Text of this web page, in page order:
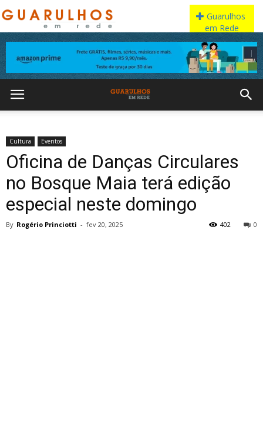
Cultura Eventos
Oficina de Danças Circulares
no Bosque Maia terá edição
especial neste domingo
By Rogério Princiotti - fev 20, 2025 0
402